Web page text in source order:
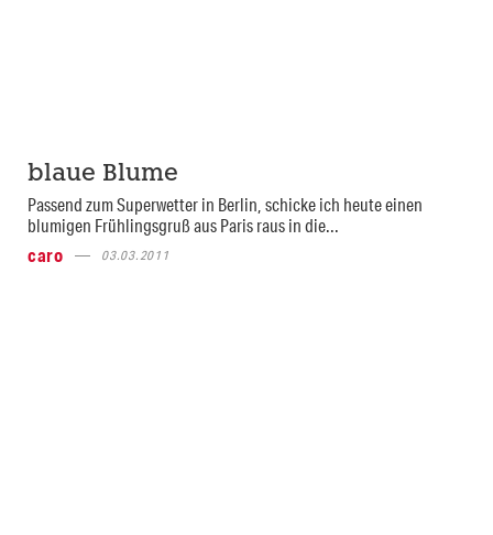
blaue Blume
Passend zum Superwetter in Berlin, schicke ich heute einen
blumigen Frühlingsgruß aus Paris raus in die...
caro
03.03.2011